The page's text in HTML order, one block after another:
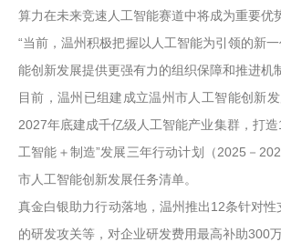
算力在未来竞速人工智能赛道中将成为重要优
“当前，温州积极把握以人工智能为引领的新
能创新发展提供更强有力的组织保障和推进机
目前，温州已组建成立温州市人工智能创新
2027年底建成千亿级人工智能产业集群，打
工智能＋制造”发展三年行动计划（2025－
市人工智能创新发展任务清单。
真金白银助力行动落地，温州推出12条针对
的研发攻关等，对企业研发费用最高补助300